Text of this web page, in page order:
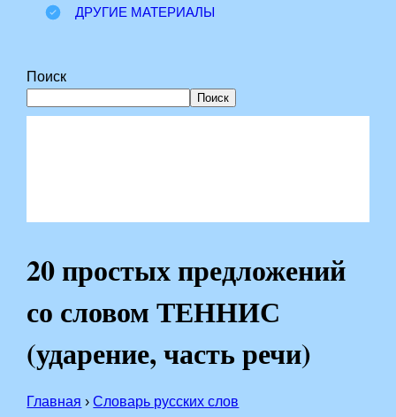
ДРУГИЕ МАТЕРИАЛЫ
Поиск
Поиск
20 простых предложений
со словом ТЕННИС
(ударение, часть речи)
Главная › Словарь русских слов